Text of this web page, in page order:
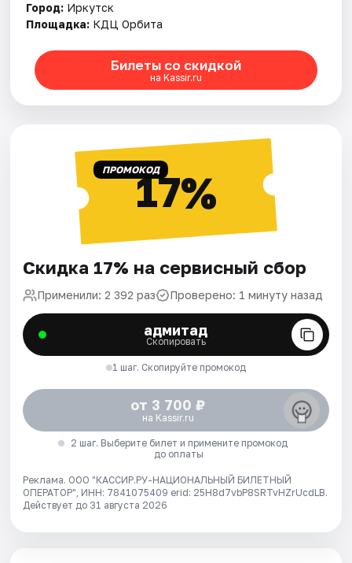
Город: Иркутск
Площадка: КДЦ Орбита
Билеты со скидкой
на Kassir.ru
ПРОМОКОД17%
Скидка 17% на сервисный сбор
Применили: 2 392 раз Проверено: 1 минуту назад
адмитад
Скопировать
1 шаг. Скопируйте промокод
от 3 700 ₽
на Kassir.ru
2 шаг. Выберите билет и примените промокод
до оплаты
Реклама. ООО "КАССИР.РУ-НАЦИОНАЛЬНЫЙ БИЛЕТНЫЙ
ОПЕРАТОР", ИНН: 7841075409 erid: 25H8d7vbP8SRTvHZrUcdLB.
Действует до 31 августа 2026